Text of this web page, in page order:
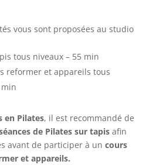
vous sont proposées au studio
tous niveaux – 55 min
reformer et appareils tous
en Pilates, il est recommandé de
de Pilates sur tapisafin
avant de participer à un cours
et appareils.